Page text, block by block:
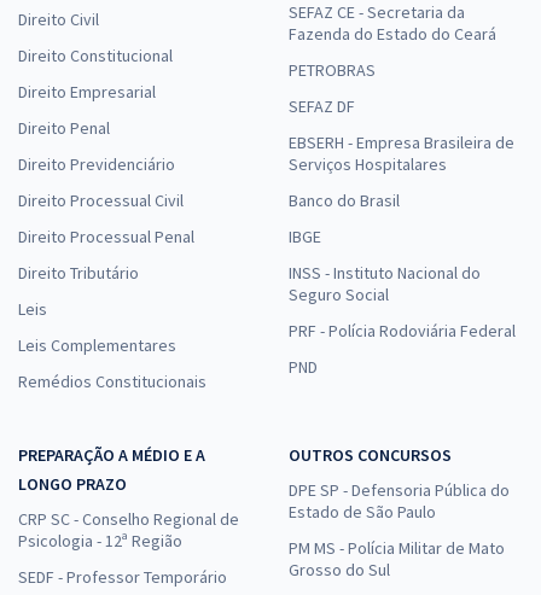
Direito Civil
Direito Constitucional
Direito Empresarial
Direito Penal
Direito Previdenciário
Direito Processual Civil
Direito Processual Penal
Direito Tributário
Leis
Leis Complementares
Remédios Constitucionais
SEFAZ CE - Secretaria da
Fazenda do Estado do Ceará
PETROBRAS
SEFAZ DF
EBSERH - Empresa Brasileira de
Serviços Hospitalares
Banco do Brasil
IBGE
INSS - Instituto Nacional do
Seguro Social
PRF - Polícia Rodoviária Federal
PND
PREPARAÇÃO A MÉDIO E A
LONGO PRAZO
CRP SC - Conselho Regional de
Psicologia - 12ª Região
SEDF - Professor Temporário
OUTROS CONCURSOS
DPE SP - Defensoria Pública do
Estado de São Paulo
PM MS - Polícia Militar de Mato
Grosso do Sul